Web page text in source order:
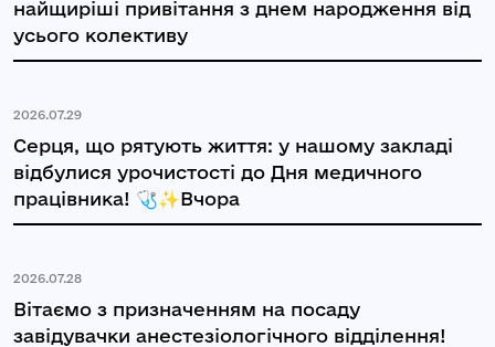
найщиріші привітання з днем народження від
усього колективу
2026.07.29
Серця, що рятують життя: у нашому закладі
відбулися урочистості до Дня медичного
працівника! 🩺✨Вчора
2026.07.28
Вітаємо з призначенням на посаду
завідувачки анестезіологічного відділення!